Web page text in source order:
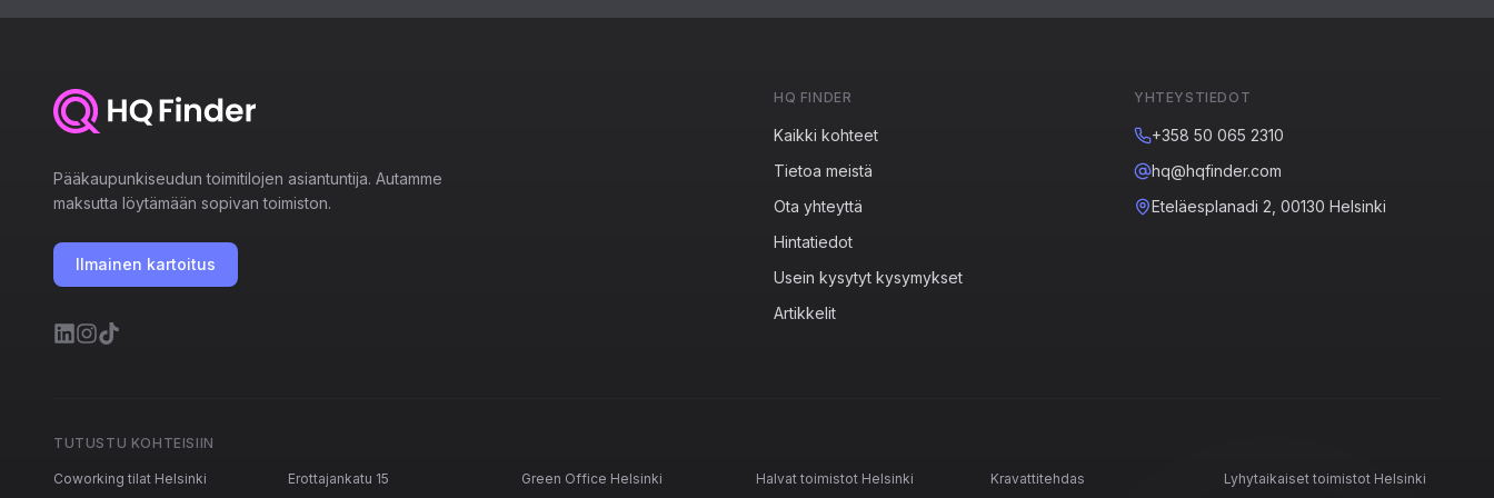
Pääkaupunkiseudun toimitilojen asiantuntija. Autamme
maksutta löytämään sopivan toimiston.
Ilmainen kartoitus
HQ FINDER
Kaikki kohteet
Tietoa meistä
Ota yhteyttä
Hintatiedot
Usein kysytyt kysymykset
Artikkelit
YHTEYSTIEDOT
+358 50 065 2310
hq@hqfinder.com
Eteläesplanadi 2, 00130 Helsinki
TUTUSTU KOHTEISIIN
Coworking tilat Helsinki Erottajankatu 15 Green Office Helsinki Halvat toimistot Helsinki Kravattitehdas
Lyhytaikaiset toimistot Helsinki